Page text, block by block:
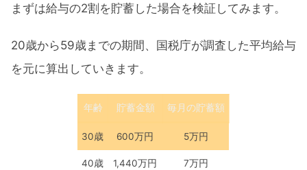
まずは給与の2割を貯蓄した場合を検証してみます。
20歳から59歳までの期間、国税庁が調査した平均給与
を元に算出していきます。
年齢 貯蓄金額 毎月の貯蓄額
30歳 600万円 5万円
40歳 1,440万円 7万円